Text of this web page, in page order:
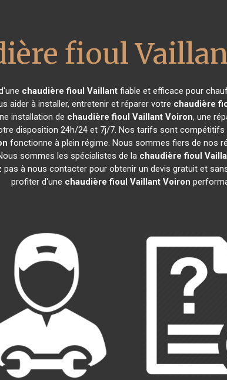
fioul
chaudière fioul Vaillantfiable et efficace pour
aider à installer, entretenir et réparer votre chaudière
installation de chaudière fioul Vaillant Voiron, une
disposition 24h/24 et 7j/7. Nos tarifs sont
fonctionne à plein régime. Nous sommes fiers de nos
sommes les spécialistes de la chaudière fioul
à nous contacter pour obtenir un devis gratuit et
profiter d'une chaudière fioul Vaillant Voiron